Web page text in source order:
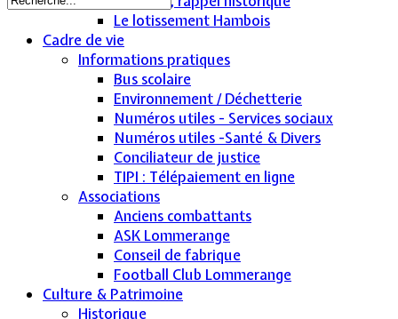
Le lotissement Hambois
Cadre de vie
Informations pratiques
Bus scolaire
Environnement / Déchetterie
Numéros utiles - Services sociaux
Numéros utiles -Santé & Divers
Conciliateur de justice
TIPI : Télépaiement en ligne
Associations
Anciens combattants
ASK Lommerange
Conseil de fabrique
Football Club Lommerange
Culture & Patrimoine
Historique